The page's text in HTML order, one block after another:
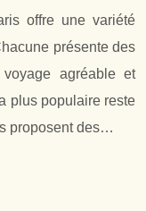
offre une variété
présente des
agréable et
plus populaire reste
proposent des…